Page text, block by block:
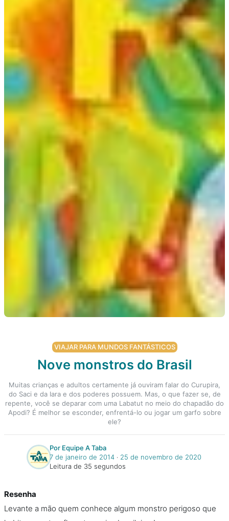
VIAJAR PARA MUNDOS FANTÁSTICOS
Nove monstros do Brasil
Muitas crianças e adultos certamente já ouviram falar do Curupira,
do Saci e da Iara e dos poderes possuem. Mas, o que fazer se, de
repente, você se deparar com uma Labatut no meio do chapadão do
Apodi? É melhor se esconder, enfrentá-lo ou jogar um garfo sobre
ele?
Por Equipe A Taba
7 de janeiro de 2014‧ 25 de novembro de 2020
Leitura de 35 segundos
Resenha
Levante a mão quem conhece algum monstro perigoso que